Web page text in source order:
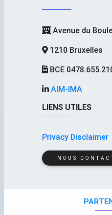
Avenue du
1210 Bruxelles
BCE
AIM-IMA
LIENS UTILES
Privacy Disclaimer
NOUS